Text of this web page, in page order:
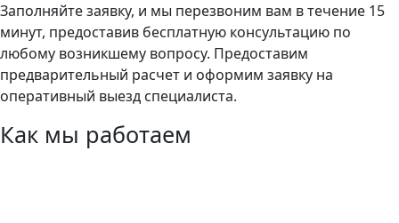
Заполняйте заявку, и мы перезвоним вам в течение 15
минут, предоставив бесплатную консультацию по
любому возникшему вопросу. Предоставим
предварительный расчет и оформим заявку на
оперативный выезд специалиста.
Как мы работаем